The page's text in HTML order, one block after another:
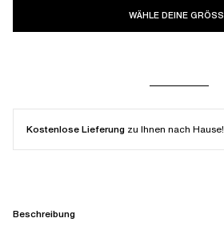
WÄHLE DEINE GRÖSSE
Kostenlose Lieferung zu Ihnen nach Hause!
Beschreibung